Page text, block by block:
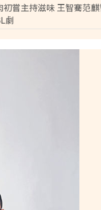
初嘗主持滋味 王智騫范
劇